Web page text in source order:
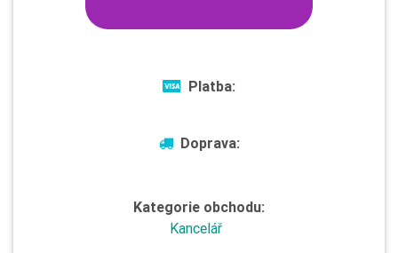
Platba:
Doprava:
Kategorie obchodu:
Kancelář